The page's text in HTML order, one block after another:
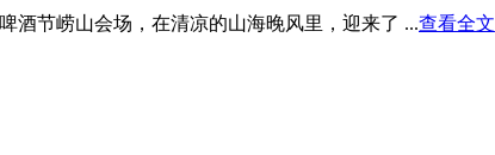
节崂山会场，在清凉的山海晚风里，迎来了 ...查看全文